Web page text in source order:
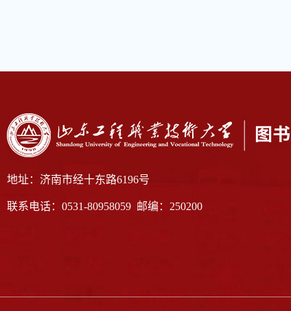
地址：济南市经十东路6196号
联系电话：0531-80958059 邮编：250200